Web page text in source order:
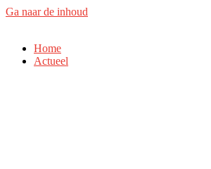
Ga naar de inhoud
Home
Actueel